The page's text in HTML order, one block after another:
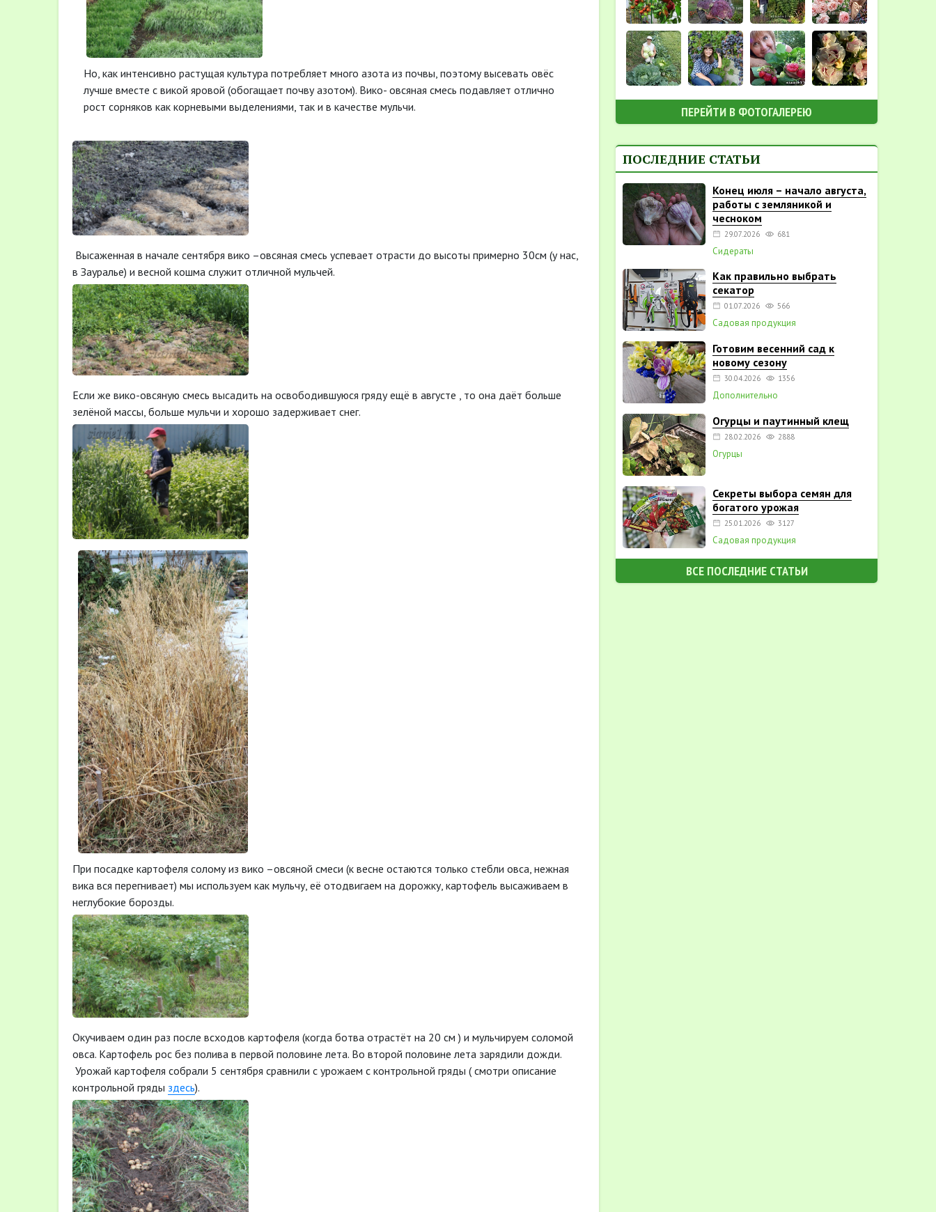
Но, как интенсивно растущая культура потребляет много азота из почвы, поэтому высевать овёс
лучше вместе с викой яровой (обогащает почву азотом). Вико- овсяная смесь подавляет отлично
рост сорняков как корневыми выделениями, так и в качестве мульчи.
Высаженная в начале сентября вико –овсяная смесь успевает отрасти до высоты примерно 30см (у нас,
в Зауралье) и весной кошма служит отличной мульчей.
Если же вико-овсяную смесь высадить на освободившуюся гряду ещё в августе , то она даёт больше
зелёной массы, больше мульчи и хорошо задерживает снег.
При посадке картофеля солому из вико –овсяной смеси (к весне остаются только стебли овса, нежная
вика вся перегнивает) мы используем как мульчу, её отодвигаем на дорожку, картофель высаживаем в
неглубокие борозды.
Окучиваем один раз после всходов картофеля (когда ботва отрастёт на 20 см ) и мульчируем соломой
овса. Картофель рос без полива в первой половине лета. Во второй половине лета зарядили дожди.
Урожай картофеля собрали 5 сентября сравнили с урожаем с контрольной гряды ( смотри описание
контрольной гряды здесь).
ПЕРЕЙТИ В ФОТОГАЛЕРЕЮ
ПОСЛЕДНИЕ СТАТЬИ
Конец июля – начало августа,
работы с земляникой и
чесноком
29.07.2026 681
Сидераты
Как правильно выбрать
секатор
01.07.2026 566
Садовая продукция
Готовим весенний сад к
новому сезону
30.04.2026 1356
Дополнительно
Огурцы и паутинный клещ
28.02.2026 2888
Огурцы
Секреты выбора семян для
богатого урожая
25.01.2026 3127
Садовая продукция
ВСЕ ПОСЛЕДНИЕ СТАТЬИ